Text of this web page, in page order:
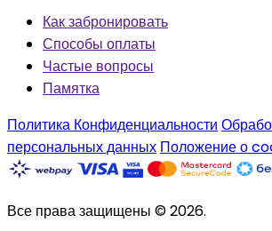
Как забронировать
Способы оплаты
Частые вопросы
Памятка
Политика Конфиденциальности
персональных данных Положение о
Все права защищены © 2026.